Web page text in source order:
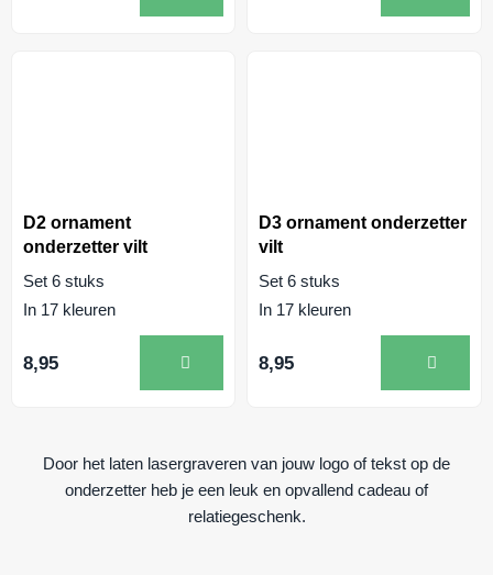
D2 ornament
onderzetter vilt
Set 6 stuks
In 17 kleuren
8,95
D3 ornament onderzetter
vilt
Set 6 stuks
In 17 kleuren
8,95
Door het laten lasergraveren van jouw logo of tekst op de
onderzetter heb je een leuk en opvallend cadeau of
relatiegeschenk.